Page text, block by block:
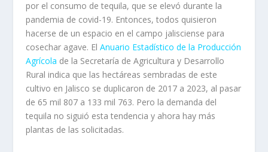
por el consumo de tequila, que se elevó durante la
pandemia de covid-19. Entonces, todos quisieron
hacerse de un espacio en el campo jalisciense para
cosechar agave. El Anuario Estadístico de la Producción
Agrícola de la Secretaría de Agricultura y Desarrollo
Rural indica que las hectáreas sembradas de este
cultivo en Jalisco se duplicaron de 2017 a 2023, al pasar
de 65 mil 807 a 133 mil 763. Pero la demanda del
tequila no siguió esta tendencia y ahora hay más
plantas de las solicitadas.